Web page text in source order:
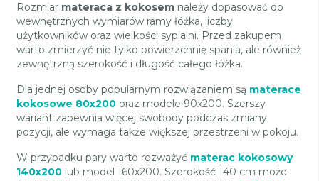
Rozmiar materaca z kokosem należy dopasować do
wewnętrznych wymiarów ramy łóżka, liczby
użytkowników oraz wielkości sypialni. Przed zakupem
warto zmierzyć nie tylko powierzchnię spania, ale również
zewnętrzną szerokość i długość całego łóżka.
Dla jednej osoby popularnym rozwiązaniem są materace
kokosowe 80x200 oraz modele 90x200. Szerszy
wariant zapewnia więcej swobody podczas zmiany
pozycji, ale wymaga także większej przestrzeni w pokoju.
W przypadku pary warto rozważyć materac kokosowy
140x200 lub model 160x200. Szerokość 140 cm może